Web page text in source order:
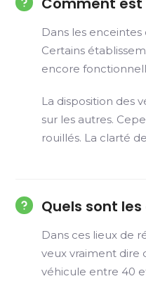
Dans les
Certains
encore
La disposition des
sur les autres.
rouillés. La clarté
Quels sont
Dans ces lieux de
veux vraiment dire
véhicule entre 40